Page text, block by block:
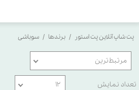
پت شاپ آنلاین پت استور برندها سوباشی
مرتبط‌ترین
تعداد نمایش ۱۲